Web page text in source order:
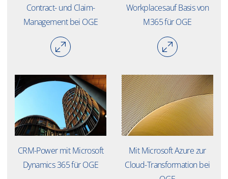
Contract- und Claim-
Management bei OGE​
Workplaces auf Basis von
M365 für OGE​
​​CRM-Power mit Microsoft
Dynamics 365 für OGE​
​​Mit Microsoft Azure zur
Cloud-Transformation bei